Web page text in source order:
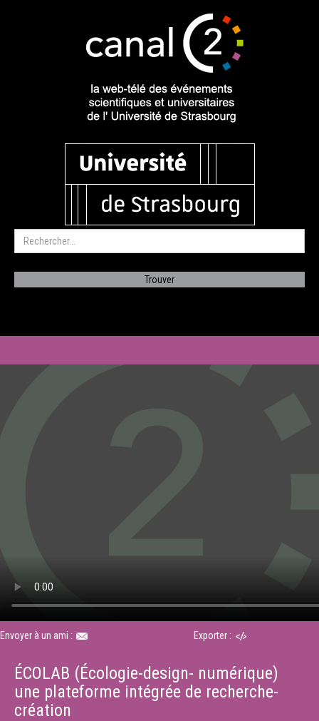
Envoyer à un ami : Exporter :
ÉCOLAB (Écologie-design- numérique)
une plateforme intégrée de recherche-
création